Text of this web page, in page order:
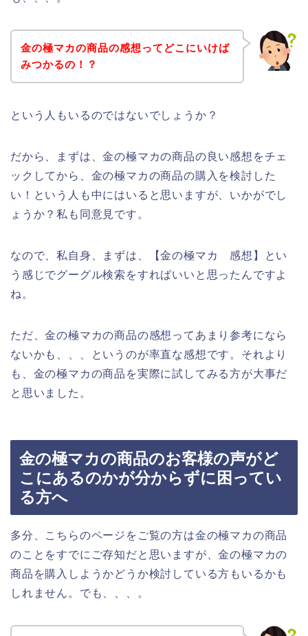
金の極マカの商品の感想ってどこにいけば
みつかるの！？
という人もいるのではないでしょうか？
だから、まずは、金の極マカの商品の良い感想をチェ
ックしてから、金の極マカの商品の購入を検討した
い！という人も中にはいると思いますが、いかがでし
ょうか？私も同意見です。
なので、私自身、まずは、【金の極マカ 感想】とい
う感じでグーグル検索をすればいいと思ったんですよ
ね。
ただ、金の極マカの商品の感想ってあまり参考になら
ないかも、、、というのが率直な感想です。それより
も、金の極マカの商品を実際に試してみる方が大事だ
と思いました。
金の極マカの商品のお客様の声がど
こにあるのかが分からずに困ってい
る方へ
多分、こちらのページをご覧の方は金の極マカの商品
のことをすでにご存知だと思いますが、金の極マカの
商品を購入しようかどうか検討している方もいるかも
しれません。でも、、、。